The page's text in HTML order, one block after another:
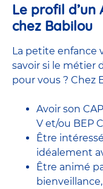
Le profil d’un
chez Babilou
La petite enfance
savoir si le métier
pour vous ? Chez
Avoir son
V et/ou BEP
Être
idéalement
Être animé